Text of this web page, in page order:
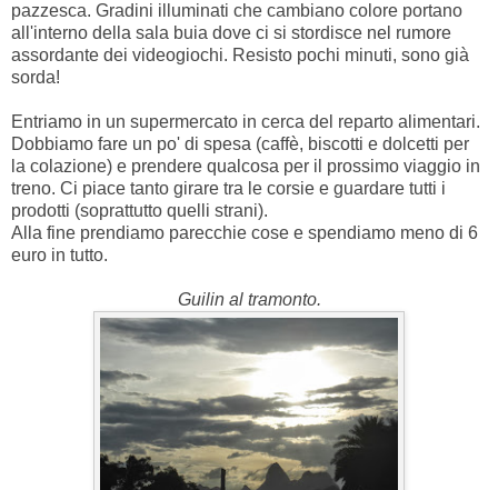
pazzesca. Gradini illuminati che cambiano colore portano
all'interno della sala buia dove ci si stordisce nel rumore
assordante dei videogiochi. Resisto pochi minuti, sono già
sorda!
Entriamo in un supermercato in cerca del reparto alimentari.
Dobbiamo fare un po' di spesa (caffè, biscotti e dolcetti per
la colazione) e prendere qualcosa per il prossimo viaggio in
treno. Ci piace tanto girare tra le corsie e guardare tutti i
prodotti (soprattutto quelli strani).
Alla fine prendiamo parecchie cose e spendiamo meno di 6
euro in tutto.
Guilin al tramonto.